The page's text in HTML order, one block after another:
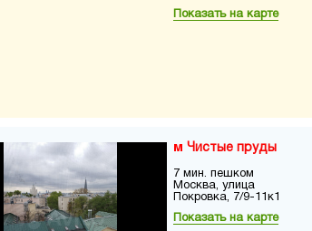
Показать на карте
Чистые пруды
7 мин. пешком
Москва, улица
Покровка, 7/9-11к1
Показать на карте